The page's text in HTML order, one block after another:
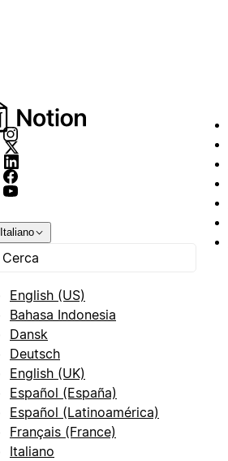
Italiano
English (US)
Bahasa Indonesia
Dansk
Deutsch
English (UK)
Español (España)
Español (Latinoamérica)
Français (France)
Italiano